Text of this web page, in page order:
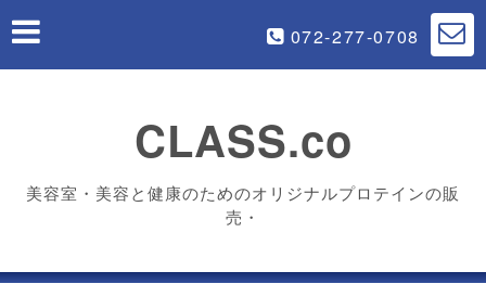
072-277-0708
CLASS.co
美容室・美容と健康のためのオリジナルプロテインの販
売・